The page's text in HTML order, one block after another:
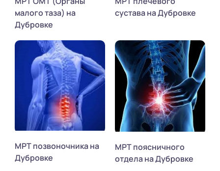
малого таза) на
Дубровке
сустава на Дубровке
МРТ позвоночника на
Дубровке
МРТ поясничного
отдела на Дубровке